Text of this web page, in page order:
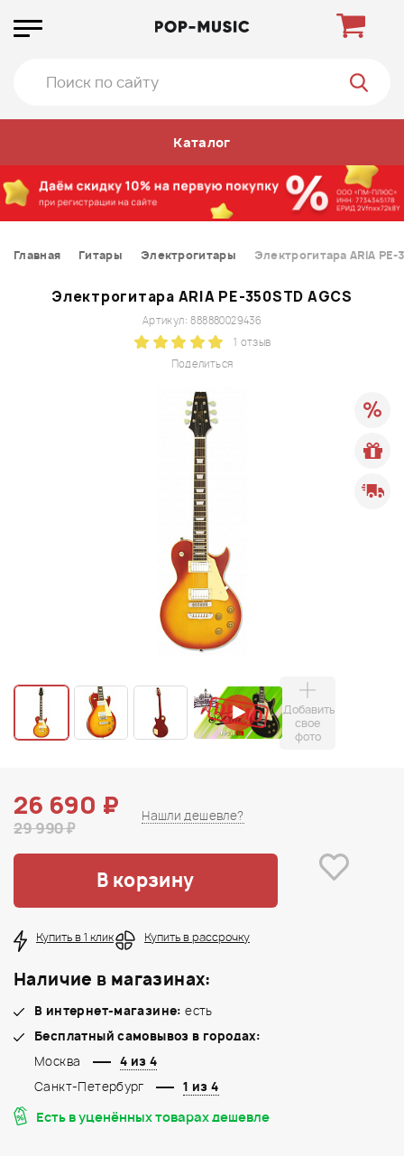
Каталог
Главная Гитары Электрогитары Электрогитара ARIA PE-
Электрогитара ARIA PE-350STD AGCS
Поделиться
Артикул: 888880029436
1 отзыв
Добавить
свое
фото
26 690 ₽
29 990 ₽
Нашли дешевле?
В корзину
Купить в 1 клик Купить в рассрочку
Наличие в магазинах:
В интернет-магазине: есть
Бесплатный самовывоз в городах:
Москва
4 из 4
Санкт-Петербург
1 из 4
Есть в уценённых товарах дешевле